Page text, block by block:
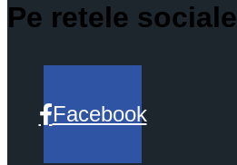
Pe retele sociale
Facebook